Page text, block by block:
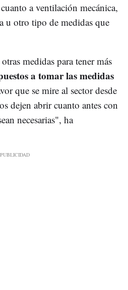
a ventilación mecánica,
u otro tipo de medidas que
medidas para tener más
a tomar las medidas
que se mire al sector desde
dejen abrir cuanto antes con
necesarias", ha